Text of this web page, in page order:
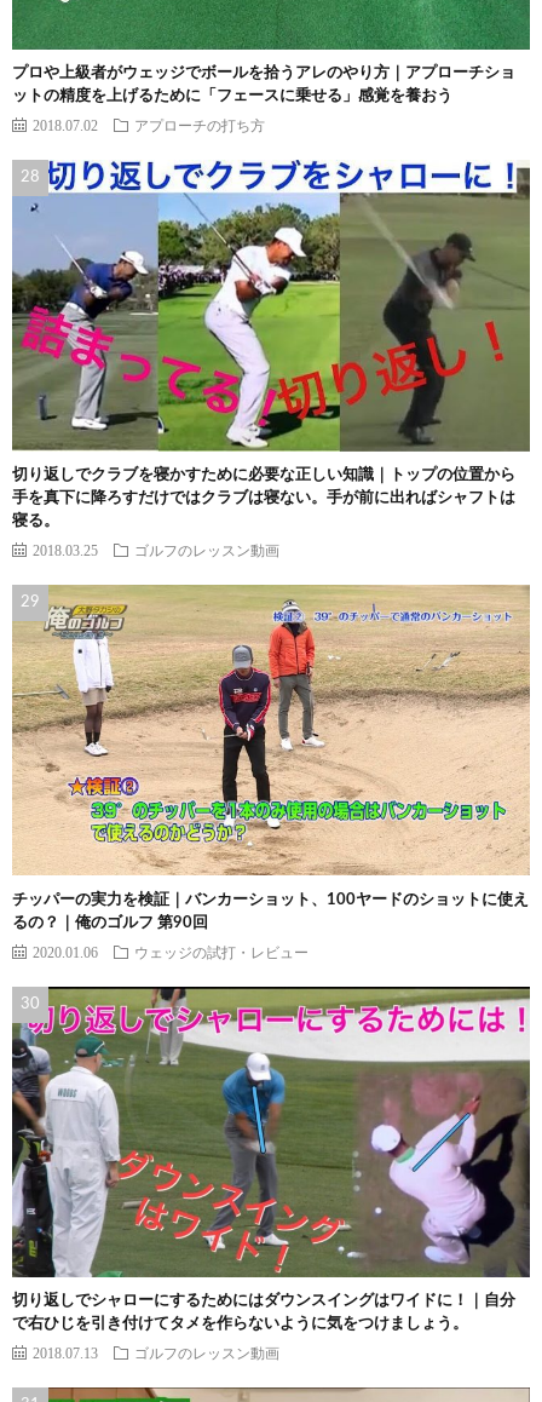
プロや上級者がウェッジでボールを拾うアレのやり方｜アプローチショ
ットの精度を上げるために「フェースに乗せる」感覚を養おう
2018.07.02 アプローチの打ち方
切り返しでクラブを寝かすために必要な正しい知識｜トップの位置から
手を真下に降ろすだけではクラブは寝ない。手が前に出ればシャフトは
寝る。
2018.03.25 ゴルフのレッスン動画
チッパーの実力を検証｜バンカーショット、100ヤードのショットに使え
るの？｜俺のゴルフ 第90回
2020.01.06 ウェッジの試打・レビュー
切り返しでシャローにするためにはダウンスイングはワイドに！｜自分
で右ひじを引き付けてタメを作らないように気をつけましょう。
2018.07.13 ゴルフのレッスン動画